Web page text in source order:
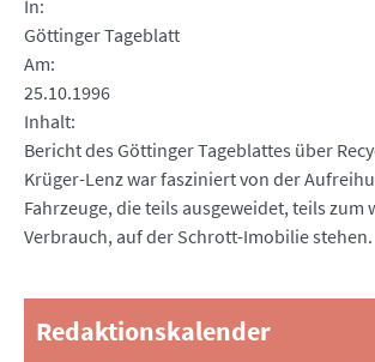
In
Göttinger Tageblatt
Am
25.10.1996
Inhalt
Bericht des Göttinger Tageblattes über
Krüger-Lenz war fasziniert von der
Fahrzeuge, die teils ausgeweidet, teils zum
Verbrauch, auf der Schrott-Imobilie stehen.
Redaktionskalender